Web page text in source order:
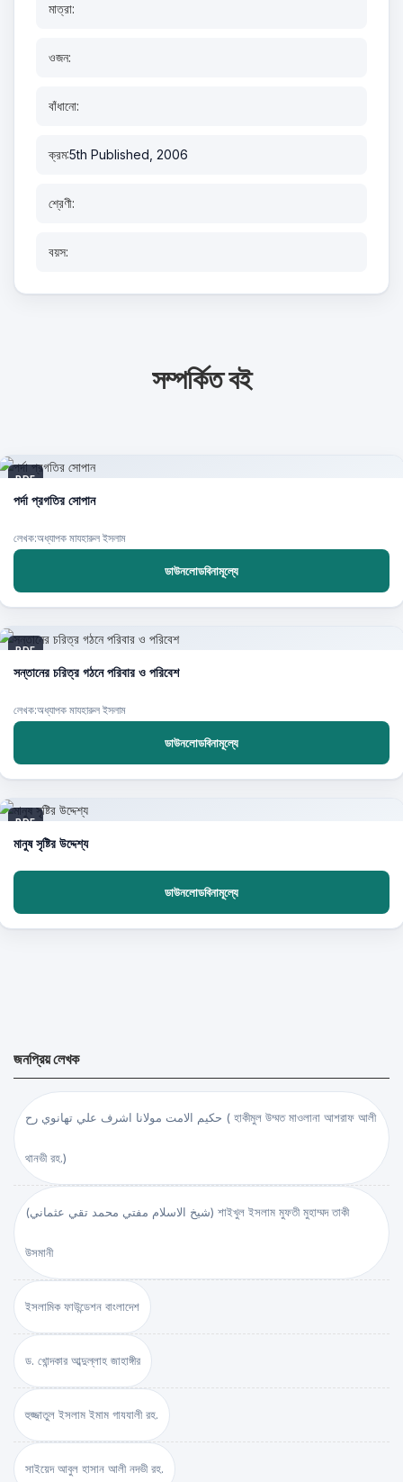
মাত্রা:
ওজন:
বাঁধানো:
ক্রম:5th Published, 2006
শ্রেণী:
বয়স:
সম্পর্কিত বই
PDF
পর্দা প্রগতির সোপান
লেখক:অধ্যাপক মাযহারুল ইসলাম
ডাউনলোডবিনামূল্যে
PDF
সন্তানের চরিত্র গঠনে পরিবার ও পরিবেশ
লেখক:অধ্যাপক মাযহারুল ইসলাম
ডাউনলোডবিনামূল্যে
PDF
মানুষ সৃষ্টির উদ্দেশ্য
ডাউনলোডবিনামূল্যে
জনপ্রিয় লেখক
حكيم الامت مولانا اشرف علي تهانوي رح ( হাকীমুল উম্মত মাওলানা আশরাফ আলী
থানভী রহ.)
(شيخ الاسلام مفتي محمد تقي عثماني) শাইখুল ইসলাম মুফতী মুহাম্মদ তাকী
উসমানী
ইসলামিক ফাউন্ডেশন বাংলাদেশ
ড. খোন্দকার আব্দুল্লাহ জাহাঙ্গীর
হুজ্জাতুল ইসলাম ইমাম গাযযালী রহ.
সাইয়েদ আবুল হাসান আলী নদভী রহ.